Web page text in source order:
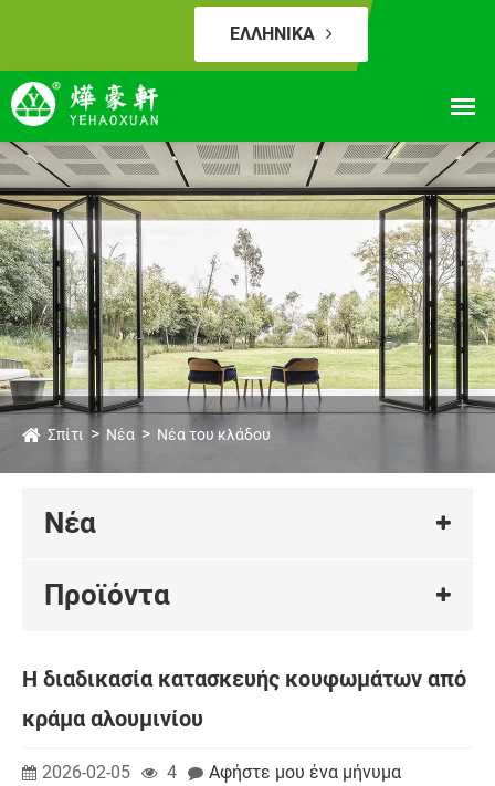
ΕΛΛΗΝΙΚΆ
Σπίτι Νέα Νέα του κλάδου
Νέα
Προϊόντα
Η διαδικασία κατασκευής κουφωμάτων από
κράμα αλουμινίου
2026-02-05 4
Αφήστε μου ένα μήνυμα